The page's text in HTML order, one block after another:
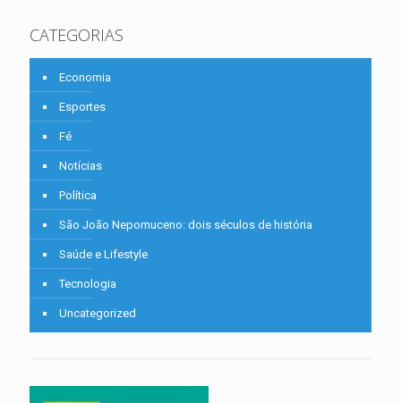
CATEGORIAS
Economia
Esportes
Fé
Notícias
Política
São João Nepomuceno: dois séculos de história
Saúde e Lifestyle
Tecnologia
Uncategorized